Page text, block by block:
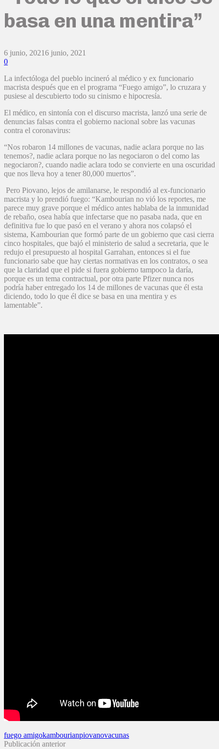
basa en una mentira”
6 junio, 20216 junio, 2021
0
La infectóloga del pueblo incineró al médico y ex funcionario
macrista después que en el programa “Fuego amigo”, lo cruzara y
pusiese al descubierto todo su cinismo e hipocresía.
El médico, en sintonía con el discurso macrista, lanzó una serie de
denuncias falsas contra el gobierno nacional sobre las vacunas
contra el coronavirus:
“Nos robaron 14 millones de vacunas, nadie aclara porque no las
tenemos?, nadie aclara porque no las negociaron o del como las
negociaron?, cuando nadie aclara todo se convierte en una oscuridad
que nos lleva hoy a tener 80,000 muertos”.
Pero Piovano, lejos de amilanarse, le respondió al ex-funcionario
macrista y lo prendió fuego: “Kambourian no vió los reportes, me
parece muy grave porque el médico antes hablaba de la inmunidad
de rebaño, osea había que infectarse que no pasaba nada, que en
definitiva fue lo que pasó en el verano y ahora nos colapsó el
sistema, Kambourian que formó parte de un gobierno que casi cierra
cinco hospitales, que bajó el ministerio de salud a secretaria, que le
redujo el presupuesto al hospital Garrahan, entonces si el fue
funcionario sabe que hay ciertas normativas en los contratos, o sea
que la claridad que el pide si fuera gobierno tampoco la daría,
porque es un tema contractual, por otra parte Pfizer nunca nos
podría haber entregado los 14 de millones de vacunas que él esta
diciendo, todo lo que él dice se basa en una mentira y es
lamentable”.
fuego amigokambourianpiovanovacunas
Publicación anterior